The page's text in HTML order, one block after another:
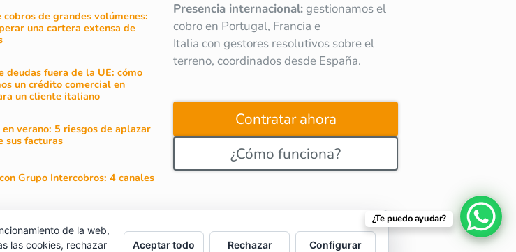
cobros de grandes volúmenes:
una cartera extensa de
deudas fuera de la UE: cómo
un crédito comercial en
un cliente italiano
verano: 5 riesgos de aplazar
sus facturas
Grupo Intercobros: 4 canales
Presencia internacional: gestionamos el
cobro en Portugal, Francia e
Italia con gestores resolutivos sobre el
terreno, coordinados desde España.
Contratar ahora
¿Cómo funciona?
¿Te puedo ayudar?
de la web,
las cookies, rechazar
Aceptar todo Rechazar Configurar